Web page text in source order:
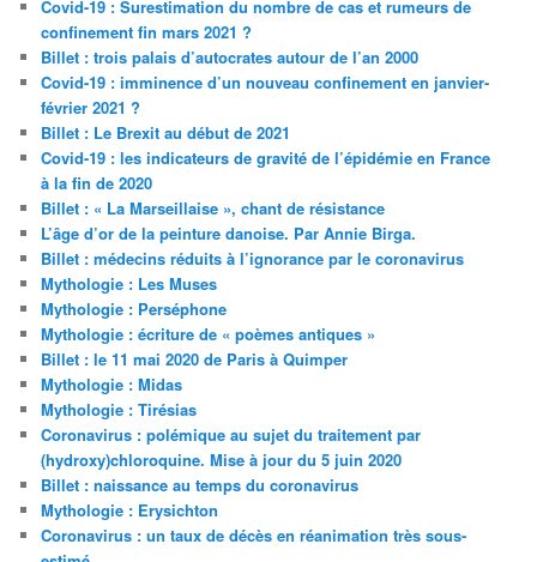
Covid-19 : Surestimation du nombre de cas et rumeurs de
confinement fin mars 2021 ?
Billet : trois palais d’autocrates autour de l’an 2000
Covid-19 : imminence d’un nouveau confinement en janvier-
février 2021 ?
Billet : Le Brexit au début de 2021
Covid-19 : les indicateurs de gravité de l’épidémie en France
à la fin de 2020
Billet : « La Marseillaise », chant de résistance
L’âge d’or de la peinture danoise. Par Annie Birga.
Billet : médecins réduits à l’ignorance par le coronavirus
Mythologie : Les Muses
Mythologie : Perséphone
Mythologie : écriture de « poèmes antiques »
Billet : le 11 mai 2020 de Paris à Quimper
Mythologie : Midas
Mythologie : Tirésias
Coronavirus : polémique au sujet du traitement par
(hydroxy)chloroquine. Mise à jour du 5 juin 2020
Billet : naissance au temps du coronavirus
Mythologie : Erysichton
Coronavirus : un taux de décès en réanimation très sous-